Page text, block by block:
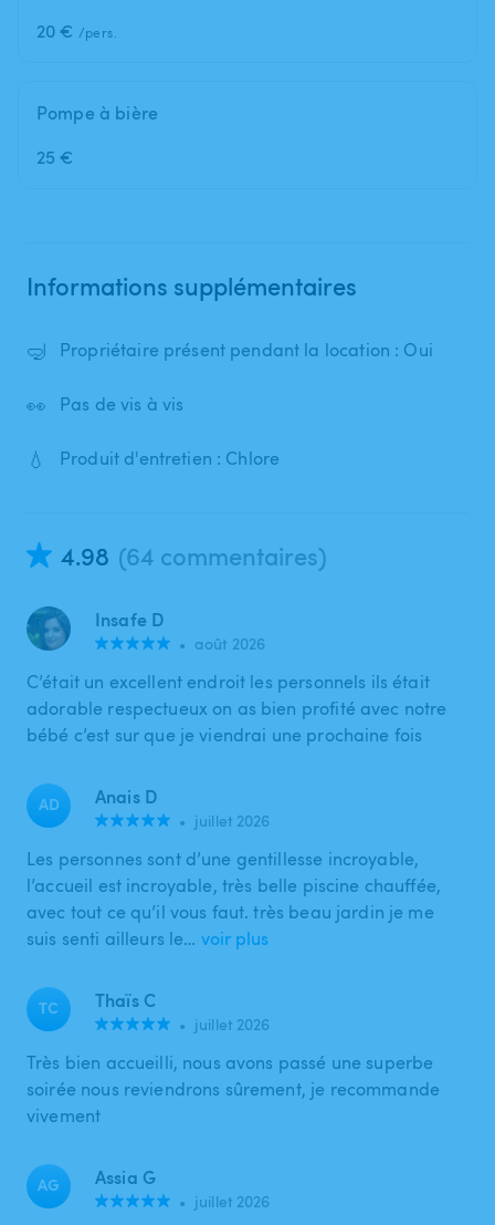
20 € /pers.
Pompe à bière
25 €
Informations supplémentaires
🤿 Propriétaire présent pendant la location : Oui
👀 Pas de vis à vis
💧 Produit d'entretien : Chlore
4.98 (64 commentaires)
Insafe D
• août 2026
C’était un excellent endroit les personnels ils était
adorable respectueux on as bien profité avec notre
bébé c’est sur que je viendrai une prochaine fois
AD Anais D
• juillet 2026
Les personnes sont d’une gentillesse incroyable,
l’accueil est incroyable, très belle piscine chauffée,
avec tout ce qu’il vous faut. très beau jardin je me
suis senti ailleurs le… voir plus
TC Thaïs C
• juillet 2026
Très bien accueilli, nous avons passé une superbe
soirée nous reviendrons sûrement, je recommande
vivement
AG Assia G
• juillet 2026